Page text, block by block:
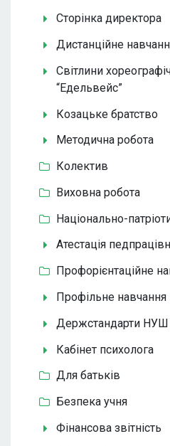
Сторінка директора
Дистанційне
Світлини
“Едельвейс”
Козацьке братство
Методична робота
Колектив
Виховна робота
Національно-
Атестація
Профорієнтаційне
Профільне навчання
Держстандарти НУШ
Кабінет психолога
Для батьків
Безпека учня
Фінансова звітність